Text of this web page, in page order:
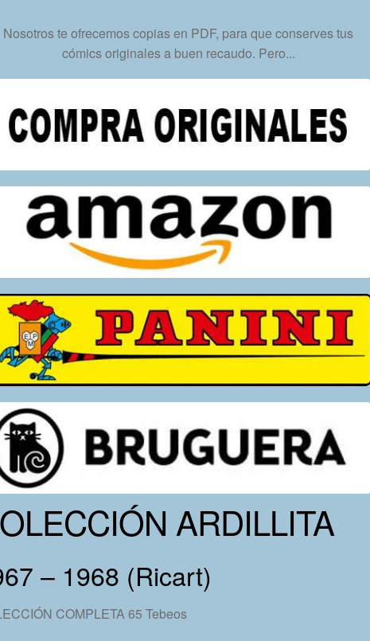
Nosotros te ofrecemos copias en PDF, para que conserves tus
cómics originales a buen recaudo. Pero...
ARDILLITA
– 1968 (Ricart)
COMPLETA 65 Tebeos